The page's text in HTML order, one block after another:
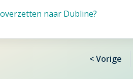
naar Dubline?
< Vorige